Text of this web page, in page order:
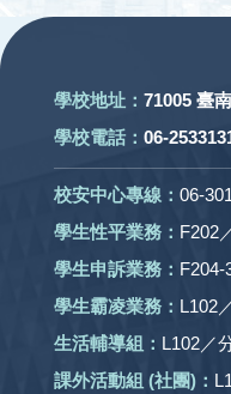
學校地址： 71005 臺
學校電話： 06-
校安中心專線： 06-
學生性平業務： F202
學生申訴業務： F204-
學生霸凌業務： L102
生活輔導組： L102／
課外活動組 (社團) ：